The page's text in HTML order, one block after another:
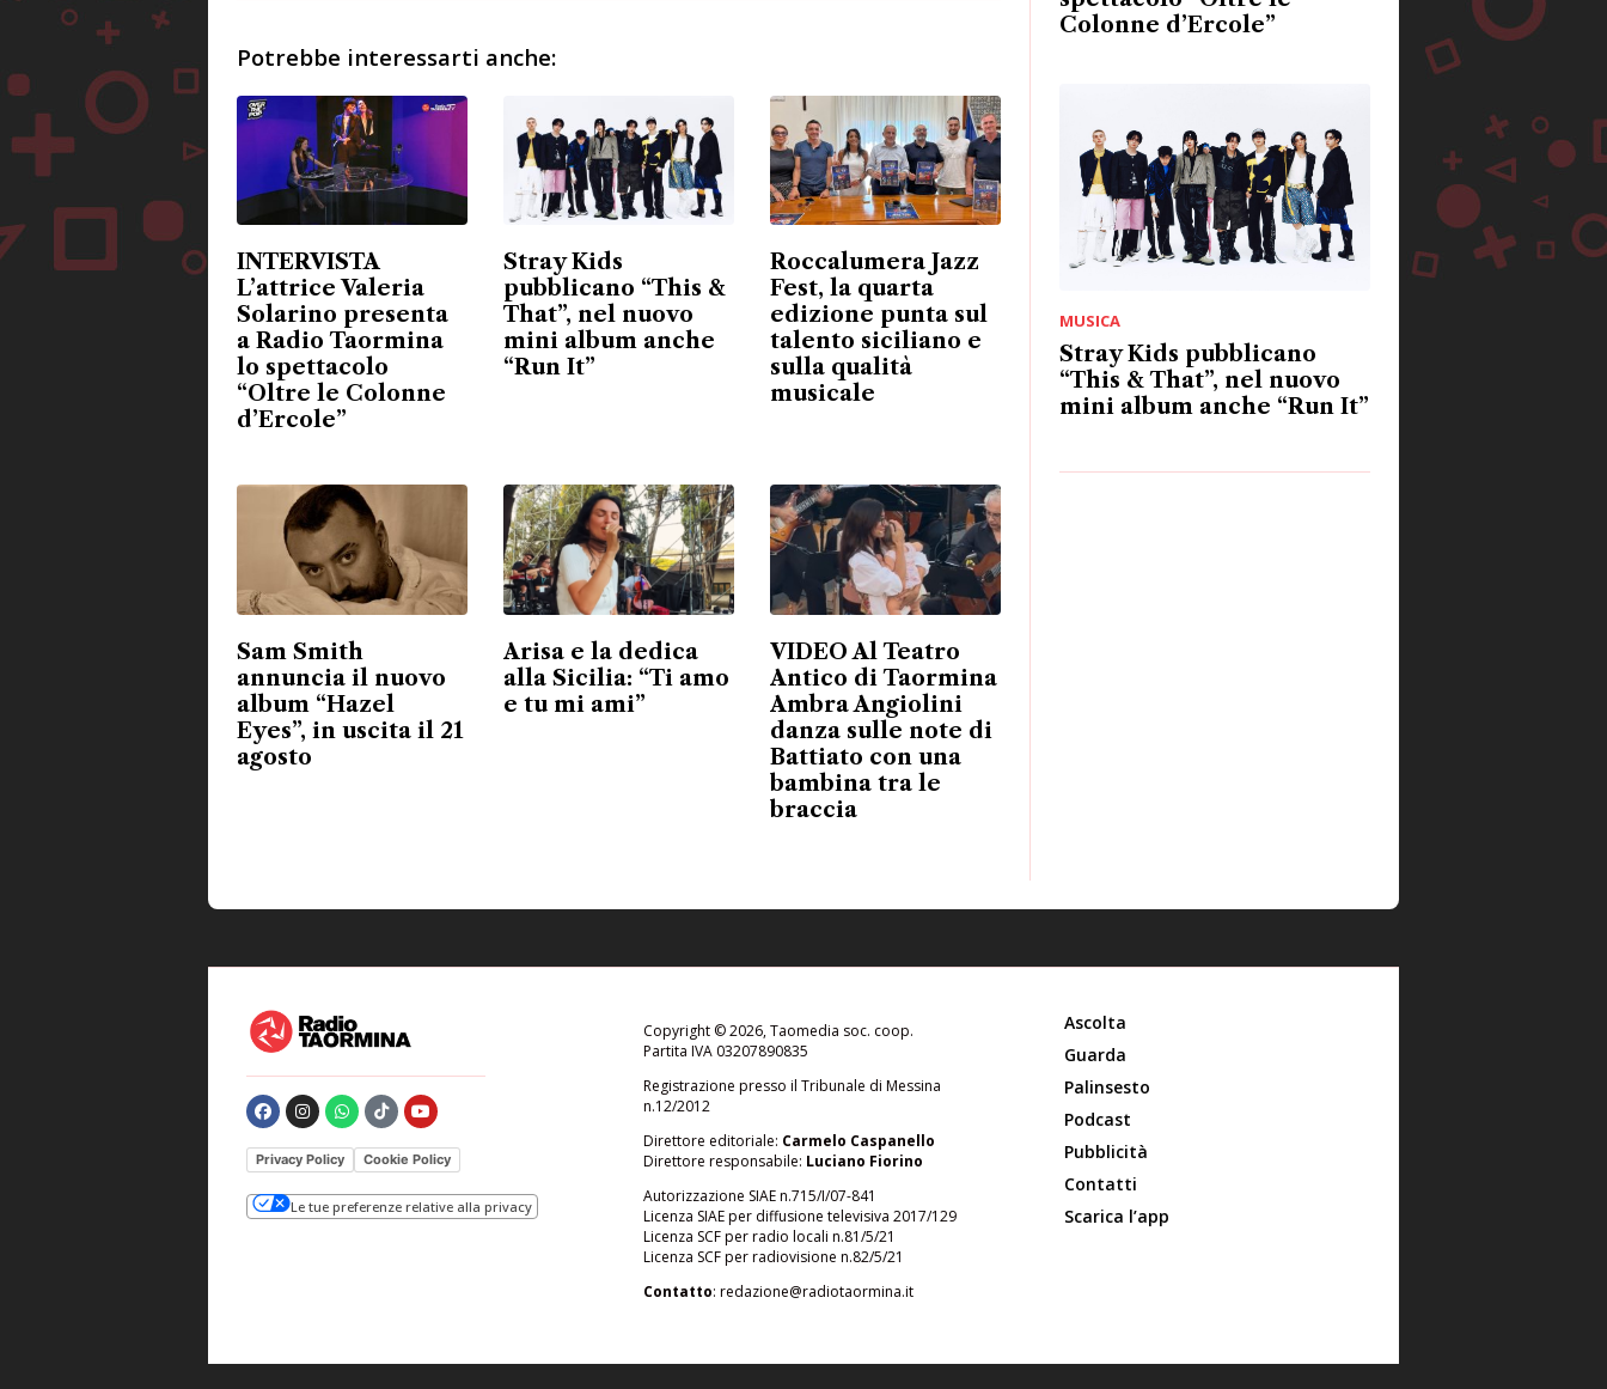
Potrebbe interessarti anche:
INTERVISTA
L’attrice Valeria
Solarino presenta
a Radio Taormina
lo spettacolo
“Oltre le Colonne
d’Ercole”
Stray Kids
pubblicano “This &
That”, nel nuovo
mini album anche
“Run It”
Roccalumera Jazz
Fest, la quarta
edizione punta sul
talento siciliano e
sulla qualità
musicale
Sam Smith
annuncia il nuovo
album “Hazel
Eyes”, in uscita il 21
agosto
Arisa e la dedica
alla Sicilia: “Ti amo
e tu mi ami”
VIDEO Al Teatro
Antico di Taormina
Ambra Angiolini
danza sulle note di
Battiato con una
bambina tra le
braccia
Colonne d’Ercole”
MUSICA
Stray Kids pubblicano
“This & That”, nel nuovo
mini album anche “Run It”
Privacy Policy Cookie Policy
Le tue preferenze relative alla privacy
Copyright © 2026, Taomedia soc. coop.
Partita IVA 03207890835
Registrazione presso il Tribunale di Messina
n.12/2012
Direttore editoriale: Carmelo Caspanello
Direttore responsabile: Luciano Fiorino
Autorizzazione SIAE n.715/I/07-841
Licenza SIAE per diffusione televisiva 2017/129
Licenza SCF per radio locali n.81/5/21
Licenza SCF per radiovisione n.82/5/21
Contatto: redazione@radiotaormina.it
Ascolta
Guarda
Palinsesto
Podcast
Pubblicità
Contatti
Scarica l’app